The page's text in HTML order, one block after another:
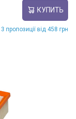
КУПИТЬ
пропозиції від 458 грн